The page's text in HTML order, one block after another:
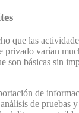
que las
privado varían
son básicas sin
de
de pruebas